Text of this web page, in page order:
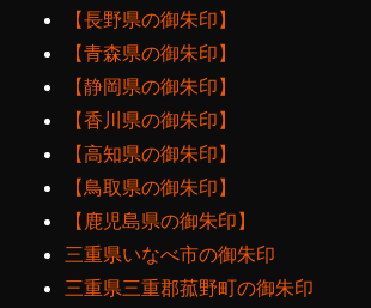
【長野県の御朱印】
【青森県の御朱印】
【静岡県の御朱印】
【香川県の御朱印】
【高知県の御朱印】
【鳥取県の御朱印】
【鹿児島県の御朱印】
三重県いなべ市の御朱印
三重県三重郡菰野町の御朱印